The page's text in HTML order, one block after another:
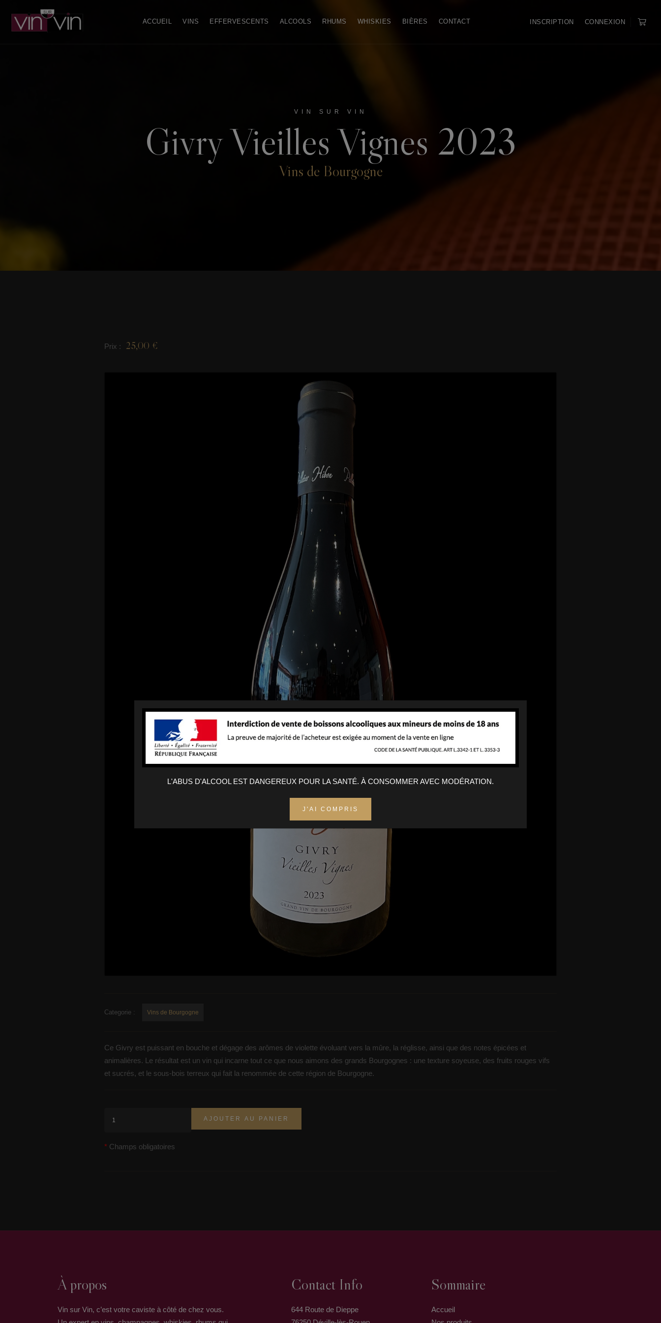
ACCUEIL VINS EFFERVESCENTS ALCOOLS RHUMS WHISKIES BIÈRES CONTACT INSCRIPTION CONNEXION
VIN SUR VIN
Givry Vieilles Vignes 2023
Vins de Bourgogne
Prix : 25,00 €
Categorie : Vins de Bourgogne
Ce Givry est puissant en bouche et dégage des arômes de violette évoluant vers la mûre, la réglisse, ainsi que des notes épicées et
animalières. Le résultat est un vin qui incarne tout ce que nous aimons des grands Bourgognes : une texture soyeuse, des fruits rouges vifs
et sucrés, et le sous-bois terreux qui fait la renommée de cette région de Bourgogne.
Champs obligatoires
AJOUTER AU PANIER
L'ABUS D'ALCOOL EST DANGEREUX POUR LA SANTÉ. À CONSOMMER AVEC MODÉRATION.
J'AI COMPRIS
À propos
Vin sur Vin, c’est votre caviste à côté de chez vous.
Contact Info
644 Route de Dieppe
Sommaire
Accueil